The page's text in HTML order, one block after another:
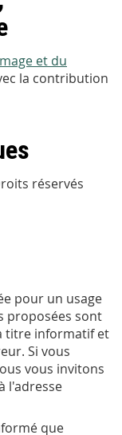
et du
la contribution
réservés
pour un usage
proposées sont
titre informatif et
Si vous
vous invitons
l'adresse
que